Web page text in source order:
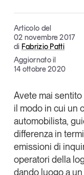
Magazine
Articoli
Opinioni
Dossier
Interviste
Comunicati stampa
Video
Podcast
Eventi e formazione
Articolo del
02 novembre 2017
di Fabrizio Patti
Aggiornato il
14 ottobre 2020
Avete mai sentito
il modo in cui un
automobilista,
differenza in
emissioni di
operatori della
dando luogo a